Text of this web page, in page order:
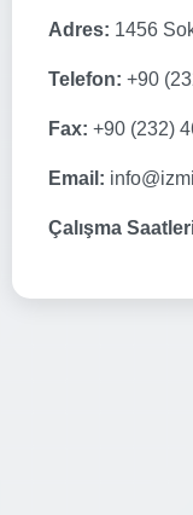
Adres: 1456
Telefon: +90
Fax: +90 (232)
Email:
Çalışma